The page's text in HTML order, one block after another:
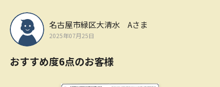
名古屋市緑区大清水 Aさま
2025年07月25日
おすすめ度6点のお客様